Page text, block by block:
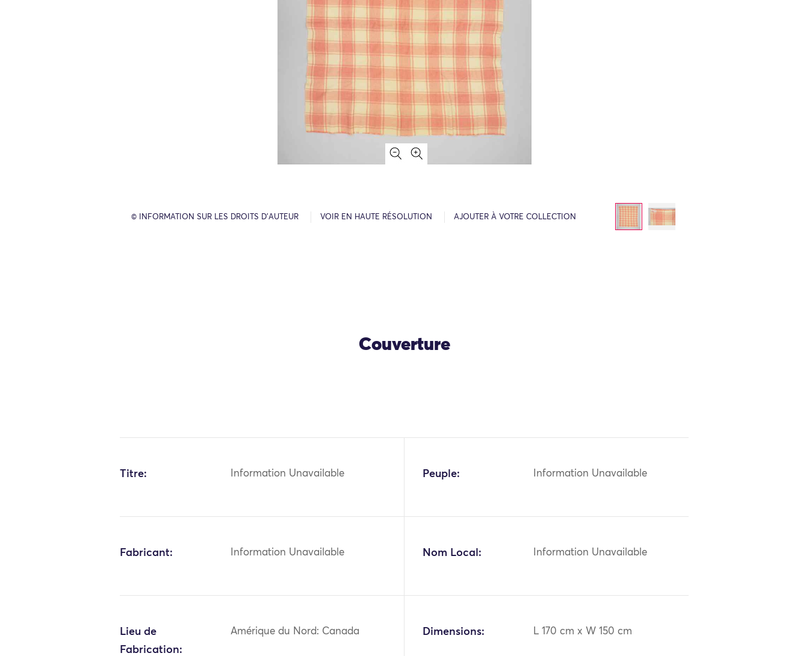
© INFORMATION SUR LES DROITS D’AUTEUR VOIR EN HAUTE RÉSOLUTION AJOUTER À VOTRE COLLECTION
Couverture
Titre: Information Unavailable Peuple: Information Unavailable
Fabricant: Information Unavailable Nom Local: Information Unavailable
Lieu de
Fabrication:
Amérique du Nord: Canada Dimensions: L 170 cm x W 150 cm